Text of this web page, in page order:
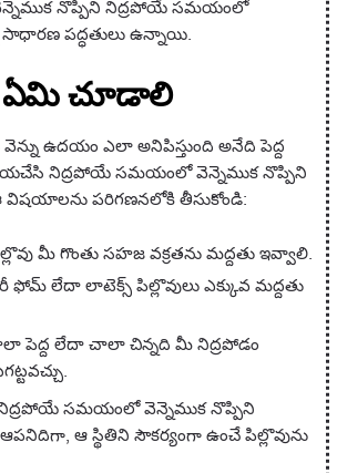
నొప్పిని నిద్రపోయే సమయంలో
పద్ధతులు ఉన్నాయి.
ఏమి చూడాలి
ఉదయం ఎలా అనిపిస్తుంది అనేది పెద్ద
నిద్రపోయే సమయంలో వెన్నెముక నొప్పిని
పరిగణనలోకి తీసుకోండి:
మీ గొంతు సహజ వక్రతను మద్దతు ఇవ్వాలి.
లేదా లాటెక్స్ పిల్లొవులు ఎక్కువ మద్దతు
పెద్ద లేదా చాలా చిన్నది మీ నిద్రపోడం
సమయంలో వెన్నెముక నొప్పిని
ఆ స్థితిని సౌకర్యంగా ఉంచే పిల్లొవును